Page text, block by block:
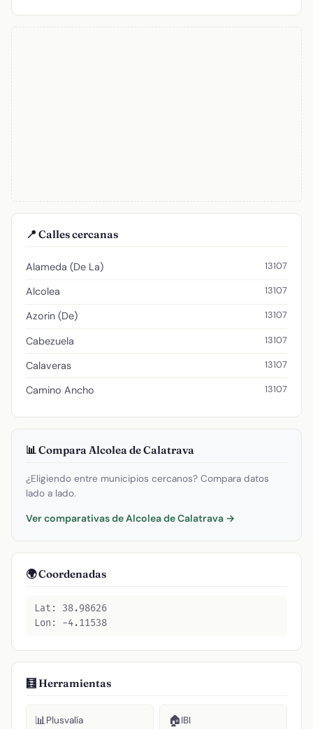
📍 Calles cercanas
Alameda (De La) 13107
Alcolea 13107
Azorin (De) 13107
Cabezuela 13107
Calaveras 13107
Camino Ancho 13107
📊 Compara Alcolea de Calatrava
¿Eligiendo entre municipios cercanos? Compara datos
lado a lado.
Ver comparativas de Alcolea de Calatrava →
🌍 Coordenadas
Lat: 38.98626
Lon: -4.11538
🧮 Herramientas
📊Plusvalía 🏠IBI